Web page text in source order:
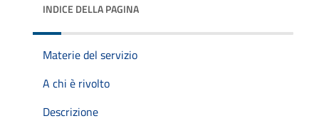
INDICE DELLA PAGINA
Materie del servizio
A chi è rivolto
Descrizione